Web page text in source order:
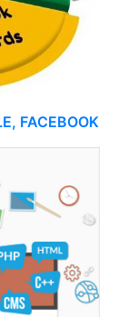
FACEBOOK